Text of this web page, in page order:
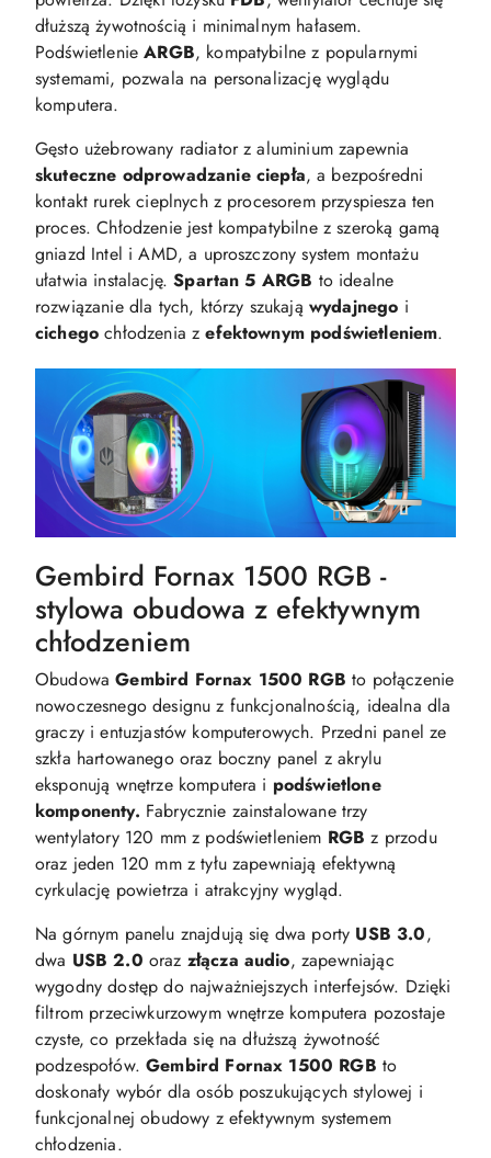
dłuższą żywotnością i minimalnym hałasem.
PodświetlenieARGB, kompatybilne z popularnymi
systemami, pozwala na personalizację wyglądu
komputera.
Gęsto użebrowany radiator z aluminium zapewnia
skuteczne odprowadzanie ciepła, a bezpośredni
kontakt rurek cieplnych z procesorem przyspiesza ten
proces. Chłodzenie jest kompatybilne z szeroką gamą
gniazd Intel i AMD, a uproszczony system montażu
ułatwia instalację.Spartan 5 ARGB to idealne
rozwiązanie dla tych, którzy szukają wydajnego i
cichego chłodzenia zefektownym podświetleniem.
Gembird Fornax 1500 RGB -
stylowa obudowa z efektywnym
chłodzeniem
ObudowaGembird Fornax 1500 RGBto połączenie
nowoczesnego designu z funkcjonalnością, idealna dla
graczy i entuzjastów komputerowych. Przedni panel ze
szkła hartowanego oraz boczny panel z akrylu
eksponują wnętrze komputera i podświetlone
komponenty. Fabrycznie zainstalowane trzy
wentylatory 120 mm z podświetleniem RGB z przodu
oraz jeden 120 mm z tyłu zapewniają efektywną
cyrkulację powietrza i atrakcyjny wygląd.
Na górnym panelu znajdują się dwa porty USB 3.0,
dwa USB 2.0 oraz złącza audio, zapewniając
wygodny dostęp do najważniejszych interfejsów. Dzięki
filtrom przeciwkurzowym wnętrze komputera pozostaje
czyste, co przekłada się na dłuższą żywotność
podzespołów.Gembird Fornax 1500 RGB to
doskonały wybór dla osób poszukujących stylowej i
funkcjonalnej obudowy z efektywnym systemem
chłodzenia.